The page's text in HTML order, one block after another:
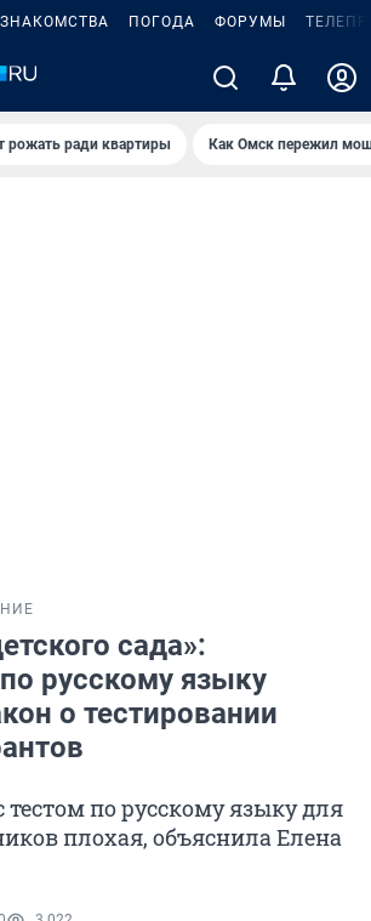
ЗНАКОМСТВА ПОГОДА ФОРУМЫ
рожать ради квартиры Как Омск пережил
сада»:
русскому языку
о тестировании
по русскому языку для
плохая, объяснила Елена